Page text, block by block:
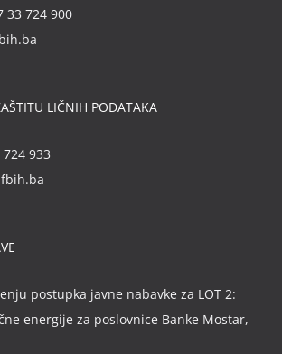
33 724 900
LIČNIH PODATAKA
933
postupka javne nabavke za LOT 2:
energije za poslovnice Banke Mostar,